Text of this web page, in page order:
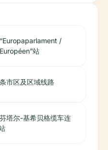
/
站
市区及区域线路
塔尔-基希贝格缆车连